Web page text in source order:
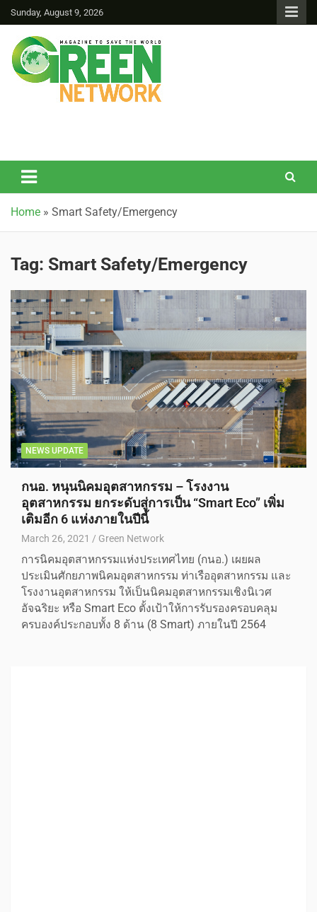
Sunday, August 9, 2026
Home » Smart Safety/Emergency
Tag: Smart Safety/Emergency
NEWS UPDATE
กนอ. หนุนนิคมอุตสาหกรรม – โรงงาน
อุตสาหกรรม ยกระดับสู่การเป็น “Smart Eco” เพิ่ม
เติมอีก 6 แห่งภายในปีนี้
March 26, 2021 Green Network
การนิคมอุตสาหกรรมแห่งประเทศไทย (กนอ.) เผยผล
ประเมินศักยภาพนิคมอุตสาหกรรม ท่าเรืออุตสาหกรรม และ
โรงงานอุตสาหกรรม ให้เป็นนิคมอุตสาหกรรมเชิงนิเวศ
อัจฉริยะ หรือ Smart Eco ตั้งเป้าให้การรับรองครอบคลุม
ครบองค์ประกอบทั้ง 8 ด้าน (8 Smart) ภายในปี 2564